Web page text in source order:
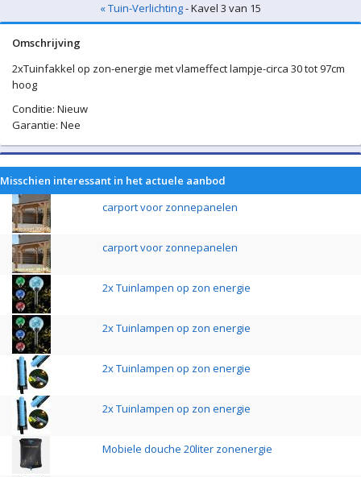
« Tuin-Verlichting- Kavel 3 van 15
Omschrijving
2xTuinfakkel op zon-energie met vlameffect lampje-circa 30 tot 97cm
hoog
Conditie: Nieuw
Garantie: Nee
Misschien interessant in het actuele aanbod
carport voor zonnepanelen
carport voor zonnepanelen
2x Tuinlampen op zon energie
2x Tuinlampen op zon energie
2x Tuinlampen op zon energie
2x Tuinlampen op zon energie
Mobiele douche 20liter zonenergie